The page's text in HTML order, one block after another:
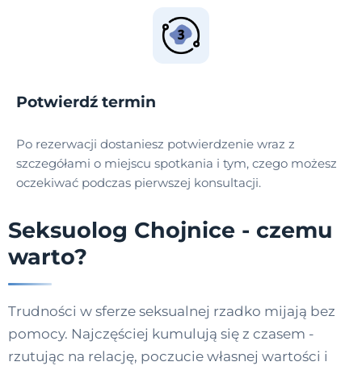
Potwierdź termin
Po rezerwacji dostaniesz potwierdzenie wraz z
szczegółami o miejscu spotkania i tym, czego możesz
oczekiwać podczas pierwszej konsultacji.
Seksuolog Chojnice - czemu
warto?
Trudności w sferze seksualnej rzadko mijają bez
pomocy. Najczęściej kumulują się z czasem -
rzutując na relację, poczucie własnej wartości i